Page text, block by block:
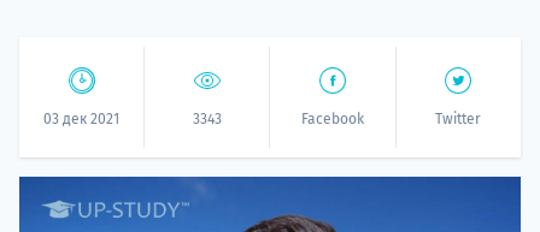
03 дек 2021 3343 Facebook Twitter